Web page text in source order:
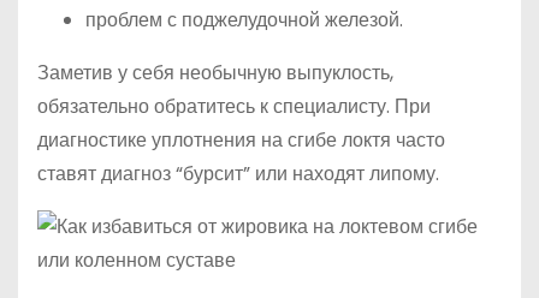
проблем с поджелудочной железой.
Заметив у себя необычную выпуклость,
обязательно обратитесь к специалисту. При
диагностике уплотнения на сгибе локтя часто
ставят диагноз “бурсит” или находят липому.